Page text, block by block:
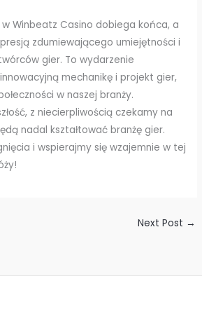
Winbeatz Casino dobiega końca, a
zdumiewającego umiejętności i
gier. To wydarzenie
mechanikę i projekt gier,
w naszej branży.
z niecierpliwością czekamy na
nadal kształtować branżę gier.
i wspierajmy się wzajemnie w tej
Next Post →